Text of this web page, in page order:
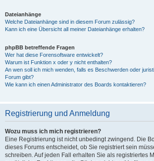
Dateianhänge
Welche Dateianhänge sind in diesem Forum zulässig?
Kann ich eine Übersicht all meiner Dateianhänge erhalten?
phpBB betreffende Fragen
Wer hat diese Forensoftware entwickelt?
Warum ist Funktion x oder y nicht enthalten?
An wen soll ich mich wenden, falls es Beschwerden oder
Forum gibt?
Wie kann ich einen Administrator des Boards kontaktieren?
Registrierung und Anmeldung
Wozu muss ich mich registrieren?
Eine Registrierung ist nicht unbedingt zwingend. Die
dieses Forums entscheidet, ob Sie registriert sein
schreiben. Auf jeden Fall erhalten Sie als registriertes